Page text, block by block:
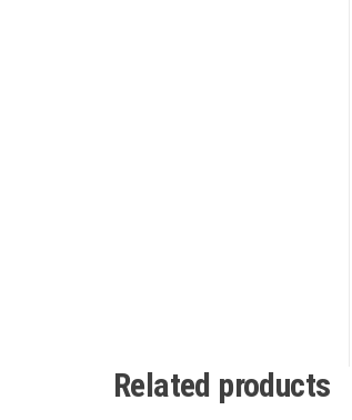
Related products